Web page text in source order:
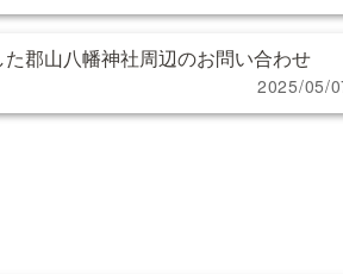
郡山八幡神社周辺のお問い合わせ
2025/05/